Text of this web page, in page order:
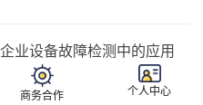
业设备故障检测中的应用

商务合作 个人中心